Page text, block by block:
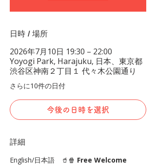
日時 / 場所
2026年7月10日 19:30 – 22:00
Yoyogi Park, Harajuku, 日本、東京都
渋谷区神南２丁目１ 代々木公園通り
さらに10件の日付
今後の日時を選択
詳細
English/日本語　🥤🍿 Free Welcome